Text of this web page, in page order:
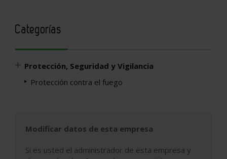
Categorías
Protección, Seguridad y Vigilancia
Protección contra el fuego
Modificar datos de esta empresa
Si es usted el administrador de esta empresa y